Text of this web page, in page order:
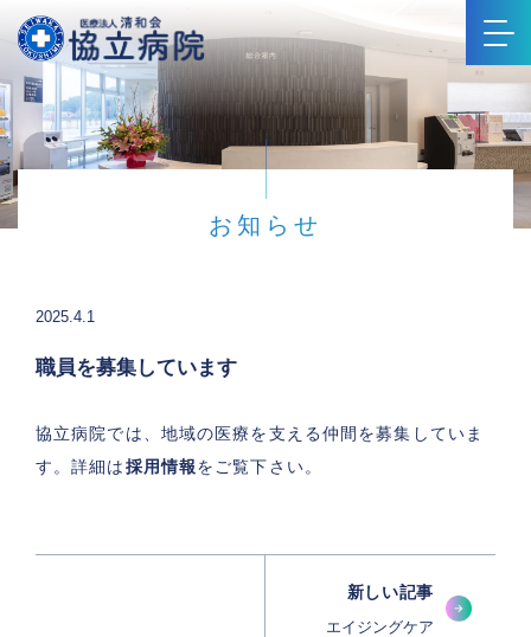
お知らせ
2025.4.1
職員を募集しています
協立病院では、地域の医療を支える仲間を募集していま
す。詳細は採用情報をご覧下さい。
新しい記事
エイジングケア